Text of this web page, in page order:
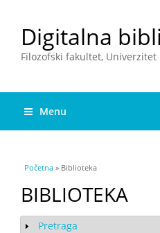
Digitalna
Filozofski fakultet, Univerzitet
Menu
You are here
Početna » Biblioteka
BIBLIOTEKA
Show
Pretraga